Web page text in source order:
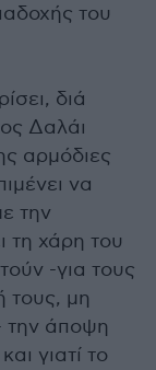
του
διά
Δαλάι
αρμόδιες
να
την
τη χάρη του
-για τους
τους, μη
την άποψη
γιατί το